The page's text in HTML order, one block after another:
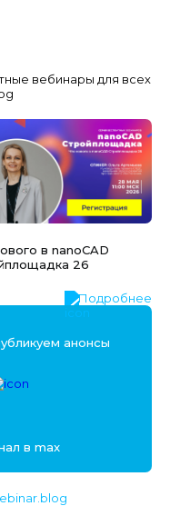
вебинары для всех
в nanoCAD
26
Подробнее
анонсы
в max